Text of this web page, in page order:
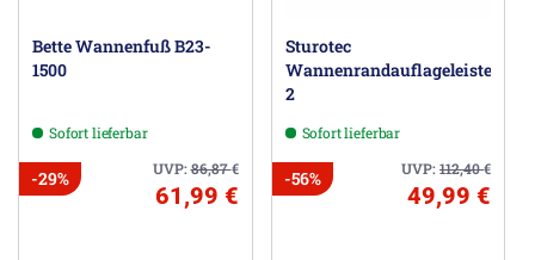
Bette Wannenfuß B23-
1500
Sofort lieferbar
UVP:86,87€
-29%
61,99 €
Sturotec
Wannenrandauflageleisten
2
Sofort lieferbar
UVP:112,40€
-56%
49,99 €